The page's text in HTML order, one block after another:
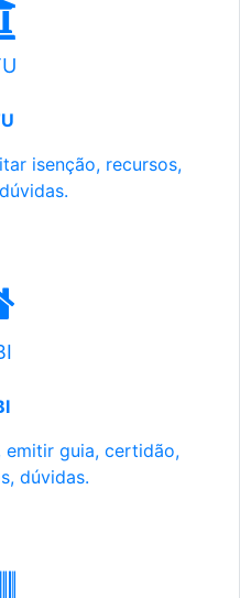
isenção, recursos,
emitir guia, certidão,
dúvidas.